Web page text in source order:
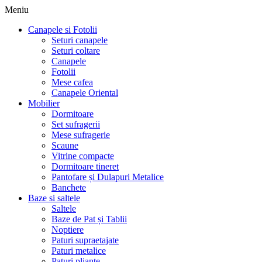
Meniu
Canapele si Fotolii
Seturi canapele
Seturi coltare
Canapele
Fotolii
Mese cafea
Canapele Oriental
Mobilier
Dormitoare
Set sufragerii
Mese sufragerie
Scaune
Vitrine compacte
Dormitoare tineret
Pantofare și Dulapuri Metalice
Banchete
Baze si saltele
Saltele
Baze de Pat și Tablii
Noptiere
Paturi supraetajate
Paturi metalice